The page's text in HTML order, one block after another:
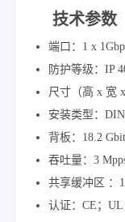
技术参数
端口：1 x
防护等级：IP
尺寸（高 x 宽
安装类型：
背板：18.2
吞吐量：3
共享缓冲区 ：
认证：CE；UL